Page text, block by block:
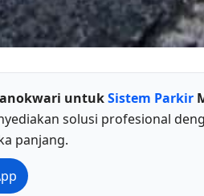
untukSistem Parkir
solusi profesional
panjang.